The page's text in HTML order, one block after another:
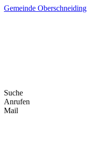
Skip
Gemeinde Oberschneiding
Suche
Anrufen
Mail